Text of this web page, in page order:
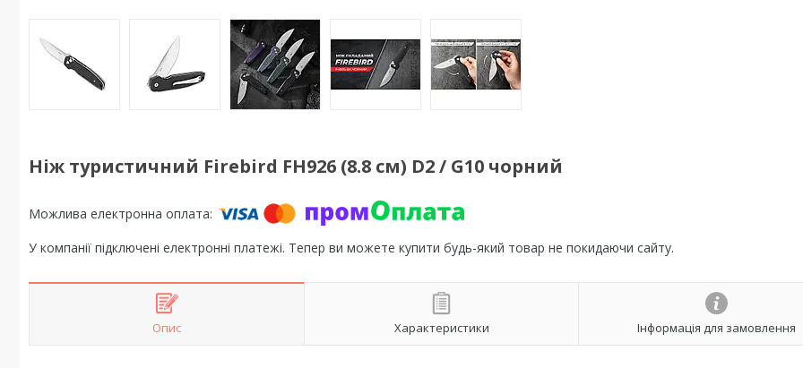
Ніж туристичний Firebird FH926 (8.8 см) D2 / G10 чорний
У компанії підключені електронні платежі. Тепер ви можете купити будь-який товар не покидаючи сайту.
Опис Характеристики Інформація для замовлення